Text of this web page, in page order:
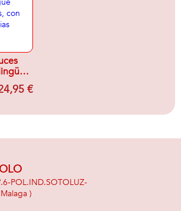
con€
POL.IND.SOTOLUZ-
)